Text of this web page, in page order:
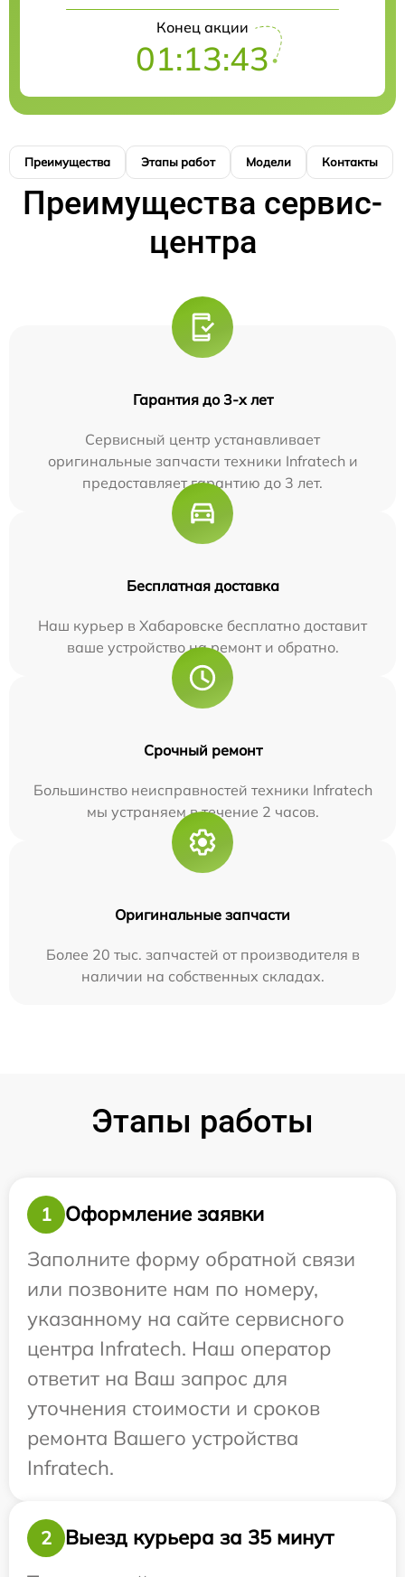
Конец акции
01:13:42
Преимущества Этапы работ Модели Контакты
Преимущества сервис-
центра
Гарантия до 3-х лет
Сервисный центр устанавливает
оригинальные запчасти техники Infratech и
предоставляет гарантию до 3 лет.
Бесплатная доставка
Наш курьер в Хабаровске бесплатно доставит
ваше устройство на ремонт и обратно.
Срочный ремонт
Большинство неисправностей техники Infratech
мы устраняем в течение 2 часов.
Оригинальные запчасти
Более 20 тыс. запчастей от производителя в
наличии на собственных складах.
Этапы работы
1
Оформление заявки
Заполните форму обратной связи
или позвоните нам по номеру,
указанному на сайте сервисного
центра Infratech. Наш оператор
ответит на Ваш запрос для
уточнения стоимости и сроков
ремонта Вашего устройства
Infratech.
2
Выезд курьера за 35 минут